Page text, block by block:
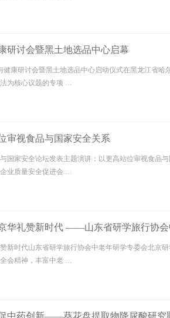
研讨会暨黑土地选品中心启幕
健康研讨会暨黑土地选品中心启动仪式在黑龙江省哈
为核心议题的专项 …
审视食品与国家安全关系
国家安全论坛发表主题演讲：以更高站位审视食品与
业质量安全促进会 …
华礼赞新时代 ——山东省研学旅行协
举行
新时代山东省研学旅行协会中老年研学专委会北京
会精神，丰富中老 …
中药创新——葵花盘提取物降尿酸研究